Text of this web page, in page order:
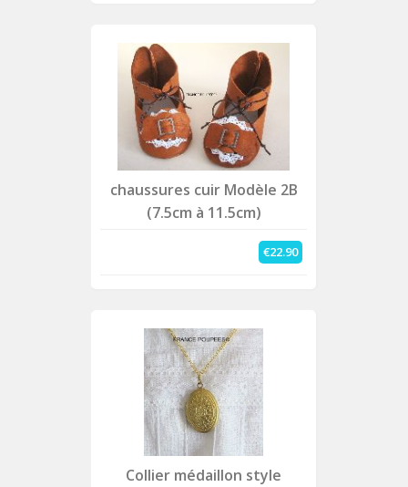
chaussures cuir Modèle 2B
(7.5cm à 11.5cm)
€22.90
Collier médaillon style